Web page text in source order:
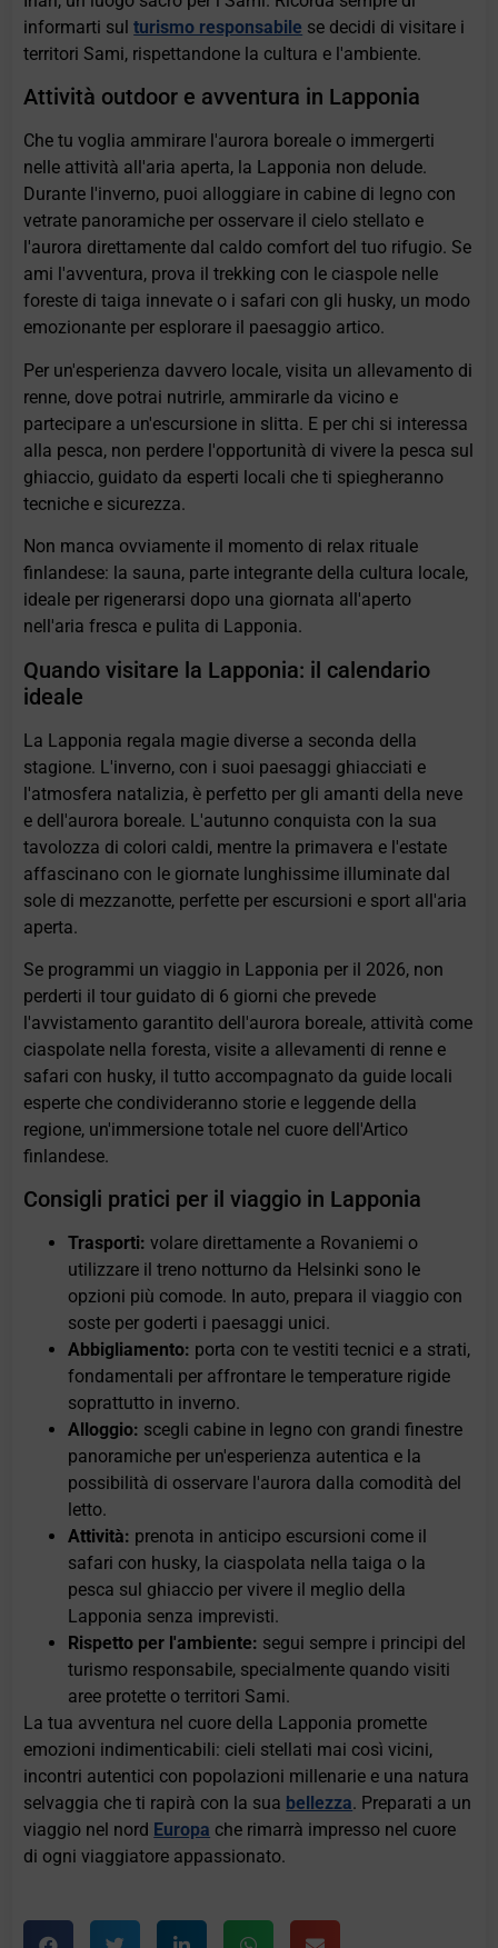
informarti sulturismo responsabile se decidi di visitare i
territori Sami, rispettandone la cultura e l'ambiente.
Attività outdoor e avventura in Lapponia
Che tu voglia ammirare l'aurora boreale o immergerti
nelle attività all'aria aperta, la Lapponia non delude.
Durante l'inverno, puoi alloggiare in cabine di legno con
vetrate panoramiche per osservare il cielo stellato e
l'aurora direttamente dal caldo comfort del tuo rifugio. Se
ami l'avventura, prova il trekking con le ciaspole nelle
foreste di taiga innevate o i safari con gli husky, un modo
emozionante per esplorare il paesaggio artico.
Per un'esperienza davvero locale, visita un allevamento di
renne, dove potrai nutrirle, ammirarle da vicino e
partecipare a un'escursione in slitta. E per chi si interessa
alla pesca, non perdere l'opportunità di vivere la pesca sul
ghiaccio, guidato da esperti locali che ti spiegheranno
tecniche e sicurezza.
Non manca ovviamente il momento di relax rituale
finlandese: la sauna, parte integrante della cultura locale,
ideale per rigenerarsi dopo una giornata all'aperto
nell'aria fresca e pulita di Lapponia.
Quando visitare la Lapponia: il calendario
ideale
La Lapponia regala magie diverse a seconda della
stagione. L'inverno, con i suoi paesaggi ghiacciati e
l'atmosfera natalizia, è perfetto per gli amanti della neve
e dell'aurora boreale. L'autunno conquista con la sua
tavolozza di colori caldi, mentre la primavera e l'estate
affascinano con le giornate lunghissime illuminate dal
sole di mezzanotte, perfette per escursioni e sport all'aria
aperta.
Se programmi un viaggio in Lapponia per il 2026, non
perderti il tour guidato di 6 giorni che prevede
l'avvistamento garantito dell'aurora boreale, attività come
ciaspolate nella foresta, visite a allevamenti di renne e
safari con husky, il tutto accompagnato da guide locali
esperte che condivideranno storie e leggende della
regione, un'immersione totale nel cuore dell'Artico
finlandese.
Consigli pratici per il viaggio in Lapponia
Trasporti: volare direttamente a Rovaniemi o
utilizzare il treno notturno da Helsinki sono le
opzioni più comode. In auto, prepara il viaggio con
soste per goderti i paesaggi unici.
Abbigliamento: porta con te vestiti tecnici e a strati,
fondamentali per affrontare le temperature rigide
soprattutto in inverno.
Alloggio: scegli cabine in legno con grandi finestre
panoramiche per un'esperienza autentica e la
possibilità di osservare l'aurora dalla comodità del
letto.
Attività: prenota in anticipo escursioni come il
safari con husky, la ciaspolata nella taiga o la
pesca sul ghiaccio per vivere il meglio della
Lapponia senza imprevisti.
Rispetto per l'ambiente: segui sempre i principi del
turismo responsabile, specialmente quando visiti
aree protette o territori Sami.
La tua avventura nel cuore della Lapponia promette
emozioni indimenticabili: cieli stellati mai così vicini,
incontri autentici con popolazioni millenarie e una natura
selvaggia che ti rapirà con la sua bellezza. Preparati a un
viaggio nel nord Europa che rimarrà impresso nel cuore
di ogni viaggiatore appassionato.